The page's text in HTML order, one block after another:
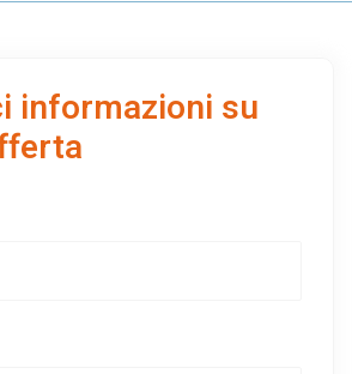
informazioni su